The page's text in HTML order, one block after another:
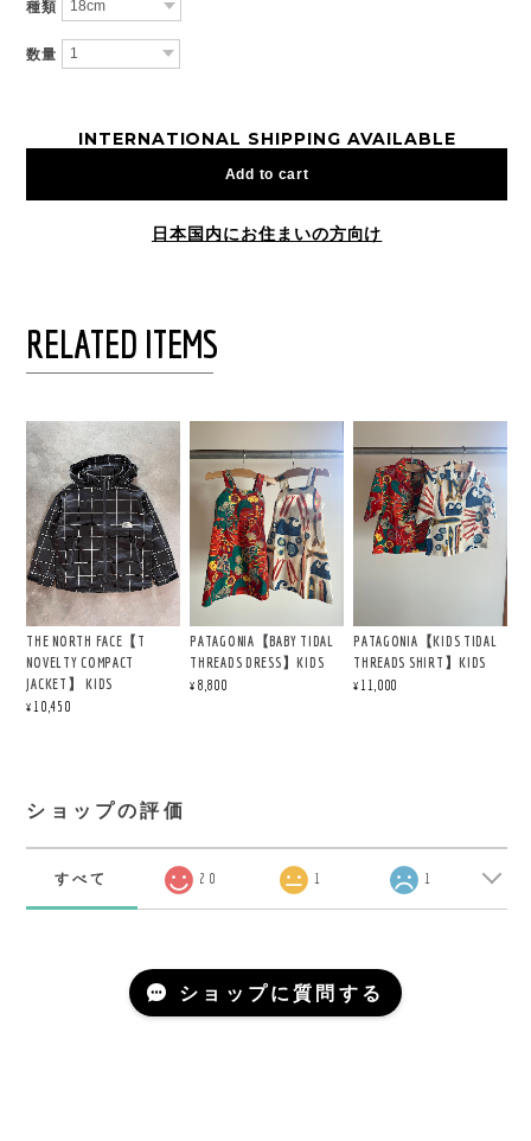
種類
数量
INTERNATIONAL SHIPPING AVAILABLE
Add to cart
日本国内にお住まいの方向け
RELATED ITEMS
THE NORTH FACE【T
NOVELTY COMPACT
JACKET】 KIDS
¥10,450
PATAGONIA【BABY TIDAL
THREADS DRESS】KIDS
¥8,800
PATAGONIA【KIDS TIDAL
THREADS SHIRT】KIDS
¥11,000
ショップの評価
すべて 20 1 1
ショップに質問する